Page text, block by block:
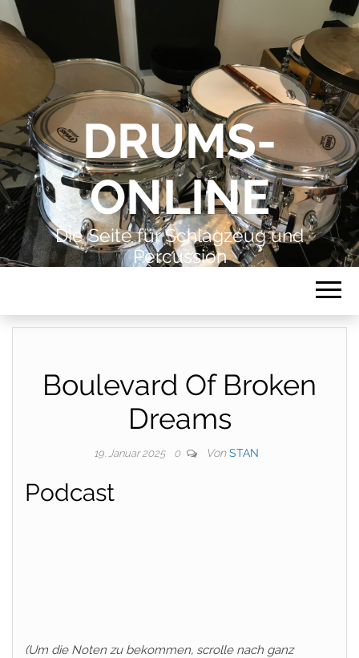
DRUMS-
ONLINE
Die Seite für Schlagzeug und
Percussion
Boulevard Of Broken
Dreams
19. Januar 2025 0 Von STAN
Podcast
(Um die Noten zu bekommen, scrolle nach ganz